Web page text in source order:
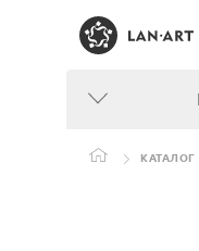
КАТАЛОГ